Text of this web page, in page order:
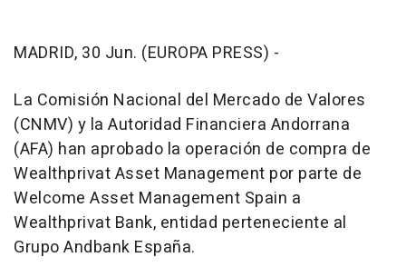
MADRID, 30 Jun. (EUROPA PRESS) -
La Comisión Nacional del Mercado de Valores
(CNMV) y la Autoridad Financiera Andorrana
(AFA) han aprobado la operación de compra de
Wealthprivat Asset Management por parte de
Welcome Asset Management Spain a
Wealthprivat Bank, entidad perteneciente al
Grupo Andbank España.